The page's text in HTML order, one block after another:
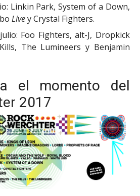
Linkin Park, System of a Down,
Livey Crystal Fighters.
Foo Fighters, alt-J, Dropkick
The Lumineers y Benjamin
el momento del
2017